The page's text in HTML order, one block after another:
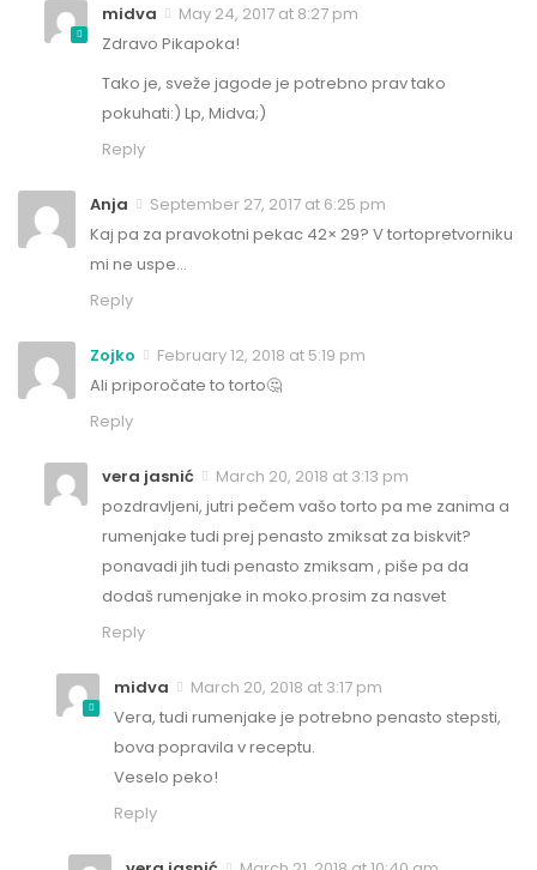
midva
May 24, 2017 at 8:27 pm
Zdravo Pikapoka!
Tako je, sveže jagode je potrebno prav tako
pokuhati:) Lp, Midva;)
Reply
Anja
September 27, 2017 at 6:25 pm
Kaj pa za pravokotni pekac 42× 29? V tortopretvorniku
mi ne uspe…
Reply
Zojko
February 12, 2018 at 5:19 pm
Ali priporočate to torto🤔
Reply
vera jasnić
March 20, 2018 at 3:13 pm
pozdravljeni, jutri pečem vašo torto pa me zanima a
rumenjake tudi prej penasto zmiksat za biskvit?
ponavadi jih tudi penasto zmiksam , piše pa da
dodaš rumenjake in moko.prosim za nasvet
Reply
midva
March 20, 2018 at 3:17 pm
Vera, tudi rumenjake je potrebno penasto stepsti,
bova popravila v receptu.
Veselo peko!
Reply